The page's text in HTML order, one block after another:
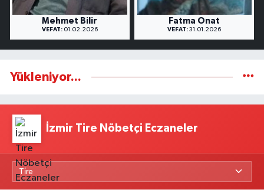
Mehmet Bilir
VEFAT:01.02.2026
Fatma Onat
VEFAT: 31.01.2026
Yükleniyor...
İzmir Tire Nöbetçi Eczaneler